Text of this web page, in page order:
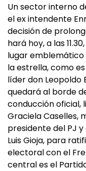
Un sector interno
el ex intendente
decisión de
hará hoy, a las
lugar
la estrella, como
líder don Leopoldo
quedará al borde
conducción oficial,
Graciela Caselles,
presidente del PJ
Luis Gioja, para
electoral con el
central es el